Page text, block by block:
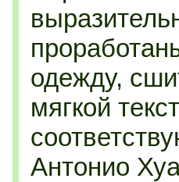
одежду,
мягкой
Антонио